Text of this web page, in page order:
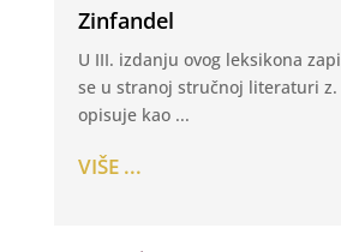
Zinfandel
U III. izdanju ovog leksikona
se u stranoj stručnoj literaturi z.
opisuje kao ...
VIŠE ...